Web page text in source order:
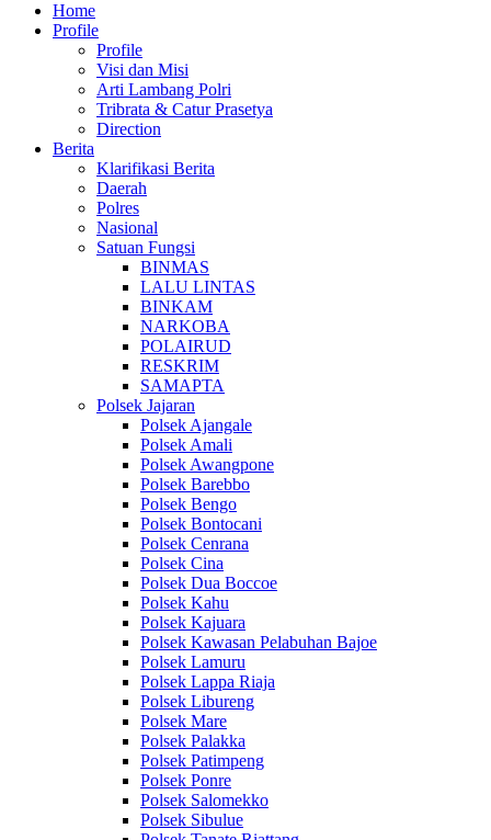
Home
Profile
Profile
Visi dan Misi
Arti Lambang Polri
Tribrata & Catur Prasetya
Direction
Berita
Klarifikasi Berita
Daerah
Polres
Nasional
Satuan Fungsi
BINMAS
LALU LINTAS
BINKAM
NARKOBA
POLAIRUD
RESKRIM
SAMAPTA
Polsek Jajaran
Polsek Ajangale
Polsek Amali
Polsek Awangpone
Polsek Barebbo
Polsek Bengo
Polsek Bontocani
Polsek Cenrana
Polsek Cina
Polsek Dua Boccoe
Polsek Kahu
Polsek Kajuara
Polsek Kawasan Pelabuhan Bajoe
Polsek Lamuru
Polsek Lappa Riaja
Polsek Libureng
Polsek Mare
Polsek Palakka
Polsek Patimpeng
Polsek Ponre
Polsek Salomekko
Polsek Sibulue